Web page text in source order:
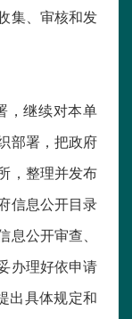
集、审核和发
继续对本单
部署，把政府
，整理并发布
信息公开目录
公开审查、
办理好依申请
出具体规定和